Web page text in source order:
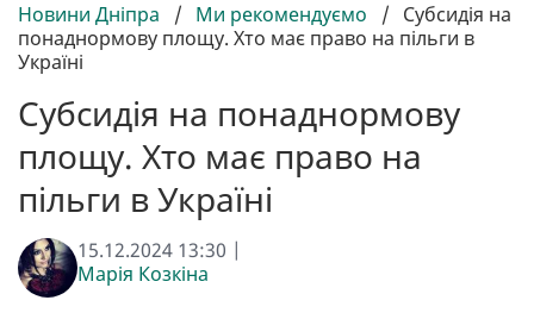
Новини Дніпра / Ми рекомендуємо / Субсидія на
понаднормову площу. Хто має право на пільги в
Україні
Субсидія на понаднормову
площу. Хто має право на
пільги в Україні
15.12.2024 13:30 |
Марія Козкіна